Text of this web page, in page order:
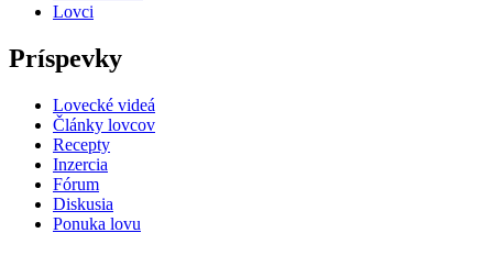
Lovci
Príspevky
Lovecké videá
Články lovcov
Recepty
Inzercia
Fórum
Diskusia
Ponuka lovu